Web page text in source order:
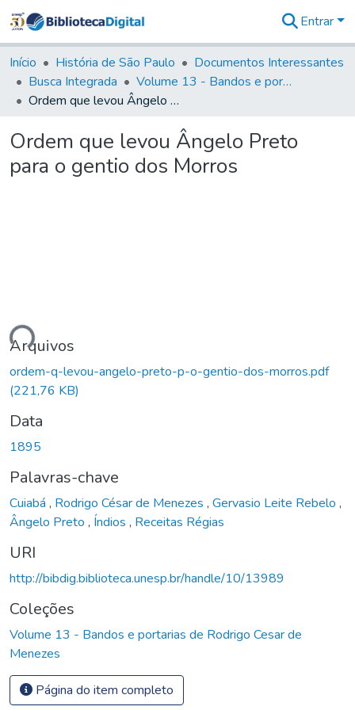
&
Coleções
Tudo na
Biblioteca
Digital
Estatísticas
Entrar
Início História de São Paulo
Documentos Interessantes
Busca Integrada
Volume 13 - Bandos e portarias de Rodrigo Cesar de Menezes
Ordem que levou Ângelo Preto para o gentio dos Morros
Ordem que levou Ângelo Preto
para o gentio dos Morros
Arquivos
ordem-q-levou-angelo-preto-p-o-gentio-dos-morros.pdf
(221,76 KB)
Data
1895
Palavras-chave
Cuiabá , Rodrigo César de Menezes , Gervasio Leite Rebelo ,
Ângelo Preto , Índios , Receitas Régias
URI
http://bibdig.biblioteca.unesp.br/handle/10/13989
Coleções
Volume 13 - Bandos e portarias de Rodrigo Cesar de
Menezes
Página do item completo